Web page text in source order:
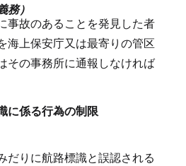
務）
事故のあることを発見した者
海上保安庁又は最寄りの管区
その事務所に通報しなければ
係る行為の制限
だりに航路標識と誤認される